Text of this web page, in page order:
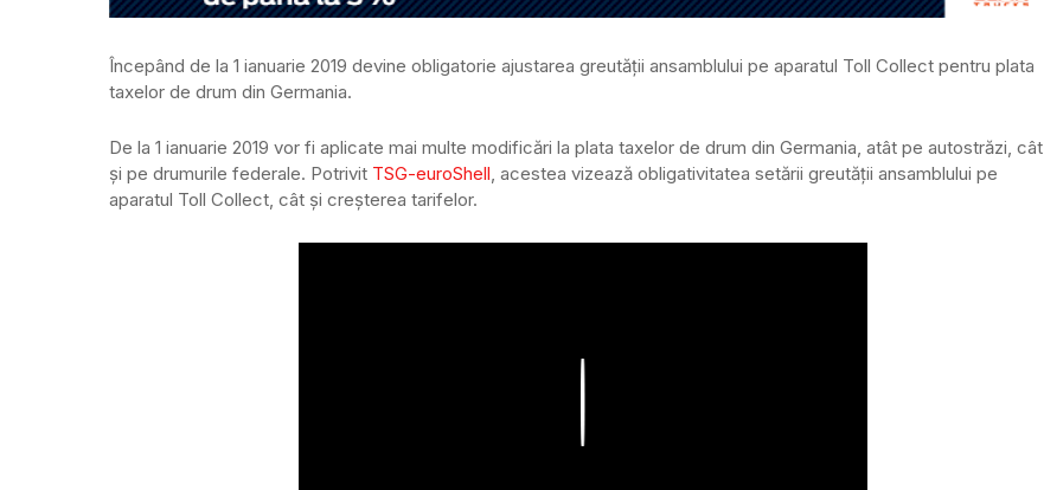
Începând de la 1 ianuarie 2019 devine obligatorie ajustarea greutății ansamblului pe aparatul Toll Collect pentru plata
taxelor de drum din Germania.
De la 1 ianuarie 2019 vor fi aplicate mai multe modificări la plata taxelor de drum din Germania, atât pe autostrăzi, cât
și pe drumurile federale. Potrivit TSG-euroShell , acestea vizează obligativitatea setării greutății ansamblului pe
aparatul Toll Collect, cât și creșterea tarifelor.